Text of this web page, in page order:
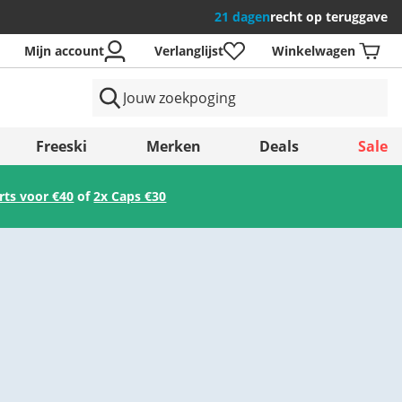
21 dagenrecht op teruggave
Opslaan
Mijn account Verlanglijst Winkelwagen
Freeski Merken Deals Sale
voor €40 of2x Caps €30